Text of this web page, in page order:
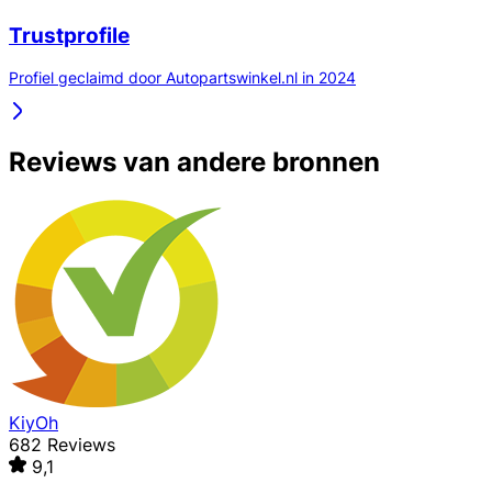
Trustprofile
Profiel geclaimd door Autopartswinkel.nl in 2024
Reviews van andere bronnen
KiyOh
682 Reviews
9,1